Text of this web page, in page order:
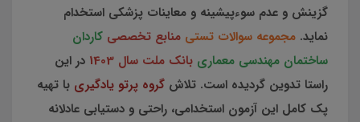
گزينش و عدم سوءپیشینه و معاينات پزشکی استخدام
نماید. مجموعه سوالات تستی منابع تخصصی کاردان
ساختمان مهندسی معماری بانک ملت سال 1403
در این
راستا تدوین گردیده است. تلاش گروه پرتو یادگیری با تهیه
پک کامل این آزمون استخدامی، راحتی و دستیابی عادلانه